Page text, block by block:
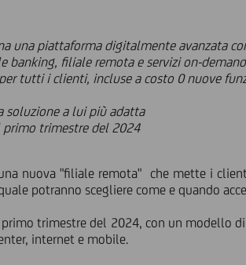
una piattaforma digitalmente avanzata
banking, filiale remota e servizi on-demand
tutti i clienti, incluse a costo 0 nuove
soluzione a lui più adatta
primo trimestre del 2024
nuova "filiale remota" che mette i
potranno scegliere come e quando
trimestre del 2024, con un modello
internet e mobile.